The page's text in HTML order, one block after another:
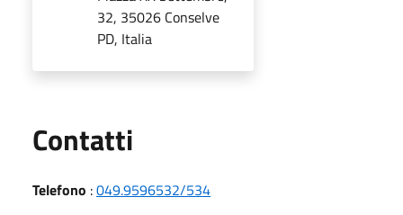
32, 35026 Conselve
PD, Italia
Contatti
Telefono :049.9596532/534